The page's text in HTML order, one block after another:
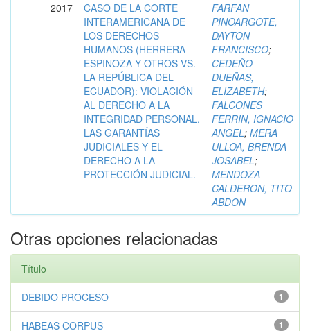
2017
CASO DE LA CORTE
INTERAMERICANA DE
LOS DERECHOS
HUMANOS (HERRERA
ESPINOZA Y OTROS VS.
LA REPÚBLICA DEL
ECUADOR): VIOLACIÓN
AL DERECHO A LA
INTEGRIDAD PERSONAL,
LAS GARANTÍAS
JUDICIALES Y EL
DERECHO A LA
PROTECCIÓN JUDICIAL.
FARFAN
PINOARGOTE,
DAYTON
FRANCISCO;
CEDEÑO
DUEÑAS,
ELIZABETH;
FALCONES
FERRIN, IGNACIO
ANGEL; MERA
ULLOA, BRENDA
JOSABEL;
MENDOZA
CALDERON, TITO
ABDON
Otras opciones relacionadas
Título
1
DEBIDO PROCESO
1
HABEAS CORPUS